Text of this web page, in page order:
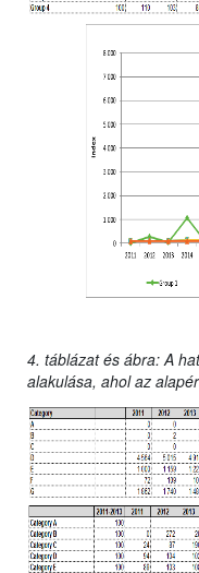
4. táblázat és ábra: A
alakulása, ahol az